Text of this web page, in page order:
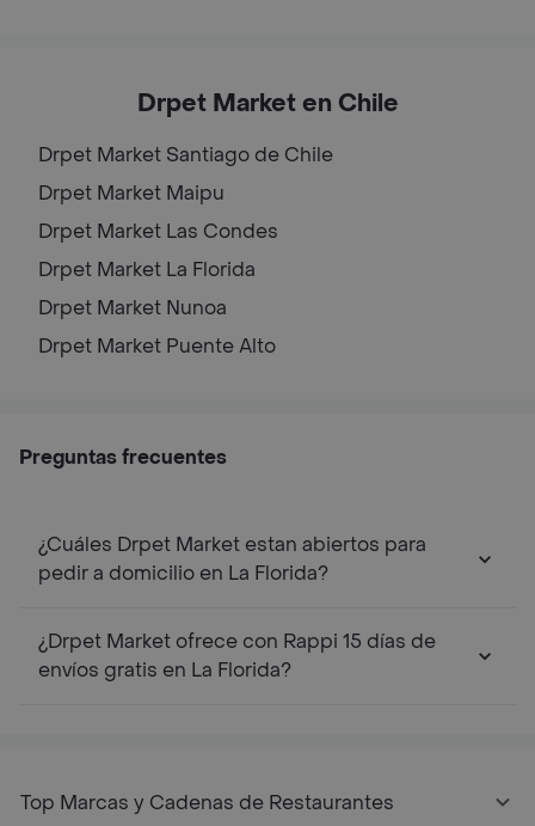
Drpet Market en Chile
Drpet Market Santiago de Chile
Drpet Market Maipu
Drpet Market Las Condes
Drpet Market La Florida
Drpet Market Nunoa
Drpet Market Puente Alto
Preguntas frecuentes
¿Cuáles Drpet Market estan abiertos para
pedir a domicilio en La Florida?
¿Drpet Market ofrece con Rappi 15 días de
envíos gratis en La Florida?
Top Marcas y Cadenas de Restaurantes